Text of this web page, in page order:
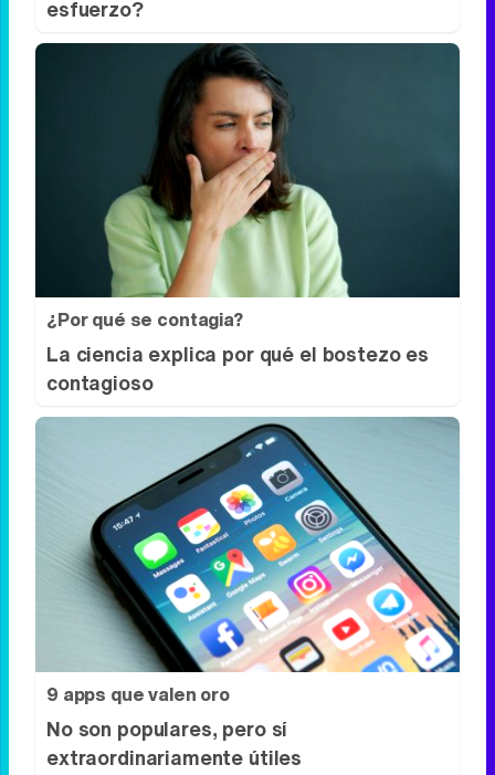
Adiós a la cal del baño
¿Y si pudieras eliminar la cal del baño sin
esfuerzo?
¿Por qué se contagia?
La ciencia explica por qué el bostezo es
contagioso